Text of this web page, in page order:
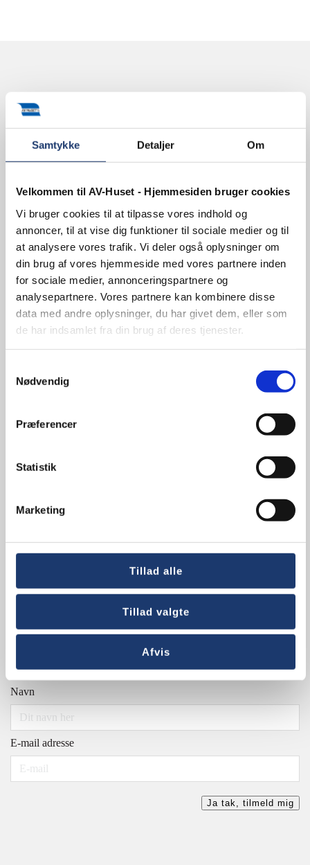
Samtykke Detaljer Om
Velkommen til AV-Huset - Hjemmesiden bruger cookies
Vi bruger cookies til at tilpasse vores indhold og
annoncer, til at vise dig funktioner til sociale medier og til
at analysere vores trafik. Vi deler også oplysninger om
din brug af vores hjemmeside med vores partnere inden
for sociale medier, annonceringspartnere og
analysepartnere. Vores partnere kan kombinere disse
data med andre oplysninger, du har givet dem, eller som
de har indsamlet fra din brug af deres tjenester.
Nødvendig
Præferencer
Statistik
Marketing
Tillad alle
Tillad valgte
Afvis
Kontakt os
AV-HUSET A/S
Jernbuen 1
4700 Næstved
CVR 13828687
info@av-huset.dk
+45 5577 4030
Hurtige links
Videokonference udstyr
Referencer
Ansvarsfraskrivelse
Tilmeld dig nyhedsbrev
Få nyheder, inspiration og tilbud direkte i din mailbox. Vi
udsender 5-6 nyhedsbreve om året og beskytter dine data i
Navn
E-mail adresse
Ja tak, tilmeld mig